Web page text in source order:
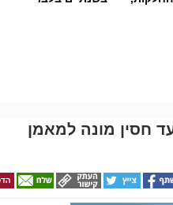
חסין מונה למאמן